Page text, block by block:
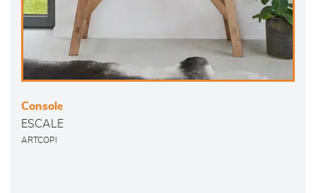
Console
ESCALE
ARTCOPI